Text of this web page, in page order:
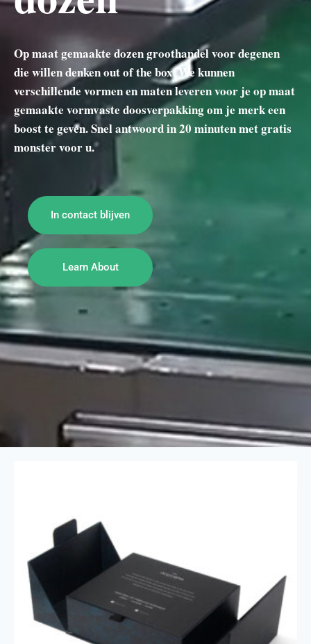
Op maat gemaakte dozen groothandel voor degenen
die willen denken out of the box. We kunnen
verschillende vormen en maten leveren voor je op maat
gemaakte vormvaste doosverpakking om je merk een
boost te geven. Snel antwoord in 20 minuten met gratis
monster voor u.
In contact blijven
Learn About